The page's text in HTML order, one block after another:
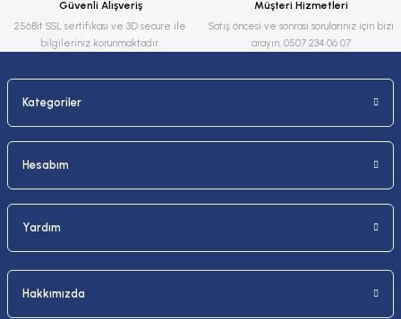
Bu ürüne benzer farklı alternatifler olmalı.
Gönder
Güvenli Alışveriş
256Bit SSL sertifikası ve 3D secure ile
bilgileriniz korunmaktadır.
Müşteri Hizmetleri
Satış öncesi ve sonrası sorularınız için bizi
arayın, 0507 234 06 07
Kategoriler
Hesabım
Yardım
Hakkımızda